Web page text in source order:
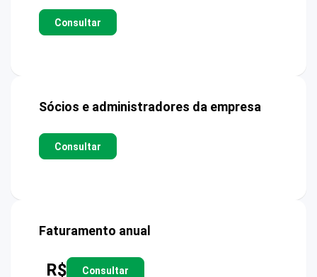
Consultar
Sócios e administradores da empresa
Consultar
Faturamento anual
R$ Consultar